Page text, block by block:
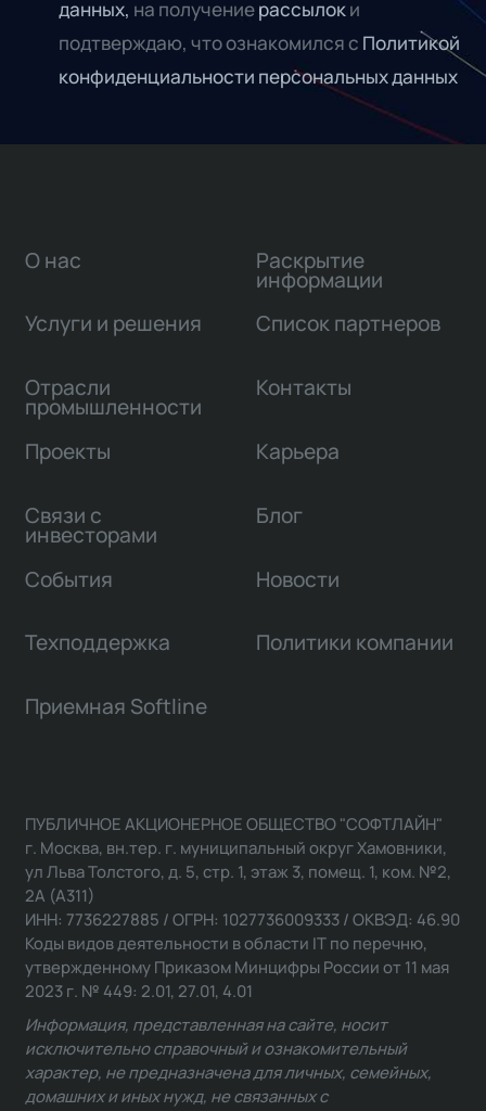
данных, на получениерассылоки
подтверждаю, что ознакомился с Политикой
конфиденциальности персональных данных
О нас
Услуги и решения
Отрасли
промышленности
Проекты
Связи с
инвесторами
Раскрытие
информации
Список партнеров
Контакты
Карьера
Блог
События Новости
Техподдержка Политики компании
Приемная Softline
ПУБЛИЧНОЕ АКЦИОНЕРНОЕ ОБЩЕСТВО "СОФТЛАЙН"
г. Москва, вн.тер. г. муниципальный округ Хамовники,
ул Льва Толстого, д. 5, стр. 1, этаж 3, помещ. 1, ком. №2,
2А (А311)
ИНН: 7736227885 / ОГРН: 1027736009333 / ОКВЭД: 46.90
Коды видов деятельности в области IT по перечню,
утвержденному Приказом Минцифры России от 11 мая
2023 г. № 449: 2.01, 27.01, 4.01
Информация, представленная на сайте, носит
исключительно справочный и ознакомительный
характер, не предназначена для личных, семейных,
домашних и иных нужд, не связанных с